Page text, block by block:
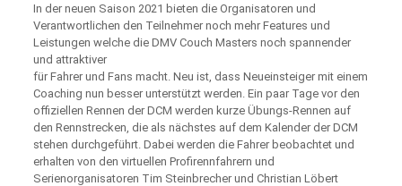
In der neuen Saison 2021 bieten die Organisatoren und
Verantwortlichen den Teilnehmer noch mehr Features und
Leistungen welche die DMV Couch Masters noch spannender
und attraktiver
für Fahrer und Fans macht. Neu ist, dass Neueinsteiger mit einem
Coaching nun besser unterstützt werden. Ein paar Tage vor den
offiziellen Rennen der DCM werden kurze Übungs-Rennen auf
den Rennstrecken, die als nächstes auf dem Kalender der DCM
stehen durchgeführt. Dabei werden die Fahrer beobachtet und
erhalten von den virtuellen Profirennfahrern und
Serienorganisatoren Tim Steinbrecher und Christian Löbert